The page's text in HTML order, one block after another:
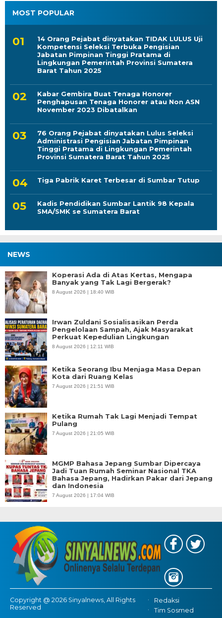
MOST POPULAR
14 Orang Pejabat dinyatakan TIDAK LULUS Uji
Kompetensi Seleksi Terbuka Pengisian
Jabatan Pimpinan Tinggi Pratama di
Lingkungan Pemerintah Provinsi Sumatera
Barat Tahun 2025
Kabar Gembira Buat Tenaga Honorer
Penghapusan Tenaga Honorer atau Non ASN
November 2023 Dibatalkan
76 Orang Pejabat dinyatakan Lulus Seleksi
Administrasi Pengisian Jabatan Pimpinan
Tinggi Pratama di Lingkungan Pemerintah
Provinsi Sumatera Barat Tahun 2025
Tiga Pabrik Karet Terbesar di Sumbar Tutup
Kadis Pendidikan Sumbar Lantik 98 Kepala
SMA/SMK se Sumatera Barat
NEWS
Koperasi Ada di Atas Kertas, Mengapa
Banyak yang Tak Lagi Bergerak?
8 August 2026 | 18:40 WIB
Irwan Zuldani Sosialisasikan Perda
Pengelolaan Sampah, Ajak Masyarakat
Perkuat Kepedulian Lingkungan
8 August 2026 | 12:11 WIB
Ketika Seorang Ibu Menjaga Masa Depan
Kota dari Ruang Kelas
7 August 2026 | 21:51 WIB
Ketika Rumah Tak Lagi Menjadi Tempat
Pulang
7 August 2026 | 21:05 WIB
MGMP Bahasa Jepang Sumbar Dipercaya
Jadi Tuan Rumah Seminar Nasional TKA
Bahasa Jepang, Hadirkan Pakar dari Jepang
dan Indonesia
7 August 2026 | 17:04 WIB
Copyright @ 2026 Sinyalnews, All Rights
Reserved
Redaksi
Tim Sosmed